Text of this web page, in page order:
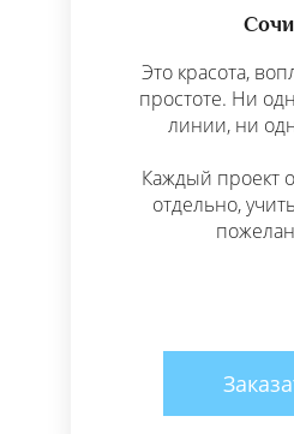
Сочи
Это красота,
простоте. Ни
линии, ни
Каждый проект
отдельно,